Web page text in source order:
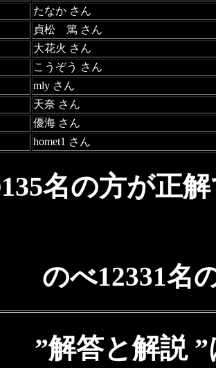
たなか さん
貞松 篤 さん
大花火 さん
こうぞう さん
mly さん
天奈 さん
優海 さん
homet1 さん
名の方が正
のべ12331名
”解答と解説 ”